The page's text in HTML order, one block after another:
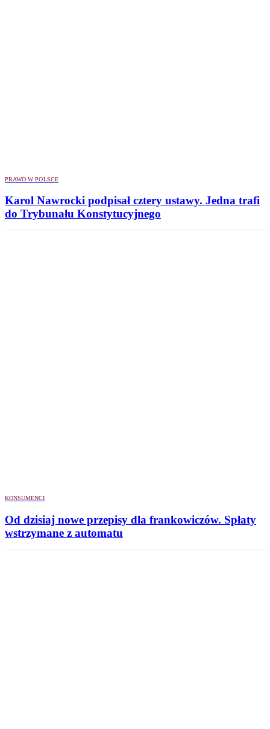
PRAWO W POLSCE
Karol Nawrocki podpisał cztery ustawy. Jedna trafi
do Trybunału Konstytucyjnego
KONSUMENCI
Od dzisiaj nowe przepisy dla frankowiczów. Spłaty
wstrzymane z automatu